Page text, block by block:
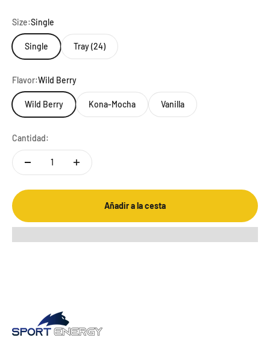
Size:Single
Single Tray (24)
Flavor:Wild Berry
Wild Berry Kona-Mocha Vanilla
Cantidad:
Añadir a la cesta